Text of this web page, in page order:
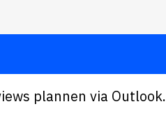
plannen via Outlook.